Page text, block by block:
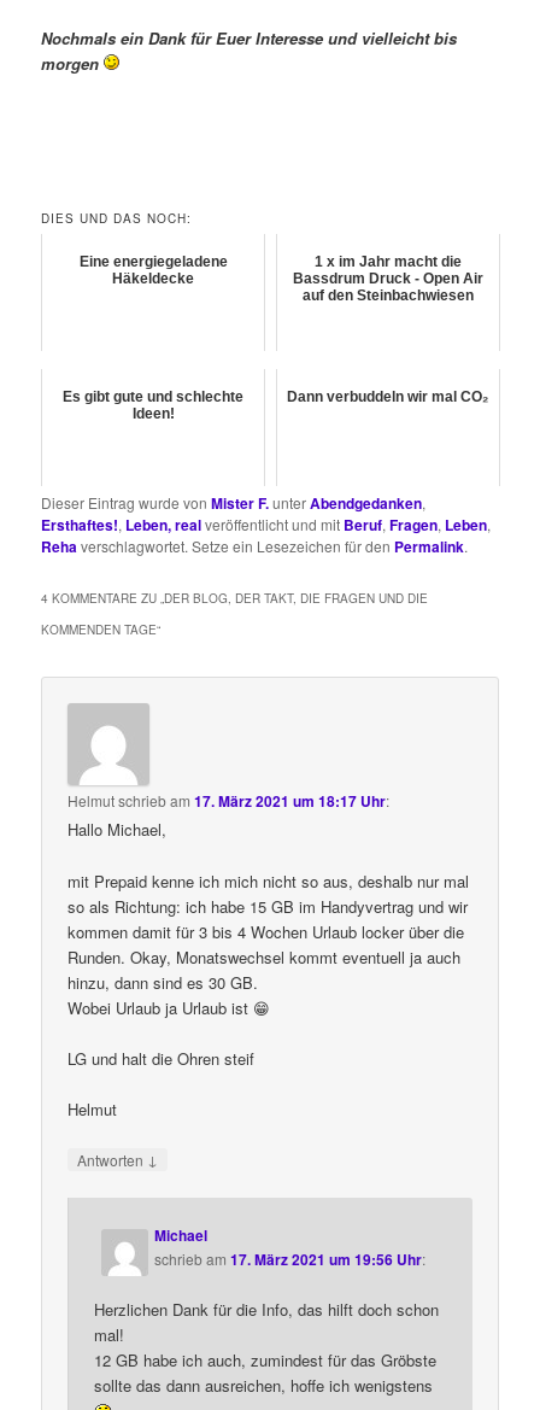
Nochmals ein Dank für Euer Interesse und vielleicht bis
morgen
DIES UND DAS NOCH:
Eine energiegeladene
Häkeldecke
1 x im Jahr macht die
Bassdrum Druck - Open Air
auf den Steinbachwiesen
Es gibt gute und schlechte
Ideen!
Dann verbuddeln wir mal CO₂
Dieser Eintrag wurde vonMister F.unterAbendgedanken,
Ersthaftes!, Leben, realveröffentlicht und mit Beruf,Fragen, Leben,
Rehaverschlagwortet. Setze ein Lesezeichen für den Permalink.
4 KOMMENTARE ZU „DER BLOG, DER TAKT, DIE FRAGEN UND DIE
KOMMENDEN TAGE“
Helmutschriebam17. März 2021 um 18:17 Uhr:
Hallo Michael,
mit Prepaid kenne ich mich nicht so aus, deshalb nur mal
so als Richtung: ich habe 15 GB im Handyvertrag und wir
kommen damit für 3 bis 4 Wochen Urlaub locker über die
Runden. Okay, Monatswechsel kommt eventuell ja auch
hinzu, dann sind es 30 GB.
Wobei Urlaub ja Urlaub ist 😁
LG und halt die Ohren steif
Helmut
Antworten ↓
Michael
schriebam17. März 2021 um 19:56 Uhr:
Herzlichen Dank für die Info, das hilft doch schon
mal!
12 GB habe ich auch, zumindest für das Gröbste
sollte das dann ausreichen, hoffe ich wenigstens